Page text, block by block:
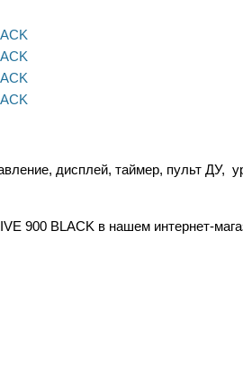
дисплей, таймер, пульт
900 BLACK в нашем интернет-